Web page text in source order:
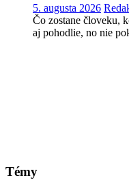
5. augusta 2026
Čo zostane človeku,
aj pohodlie, no nie
Témy